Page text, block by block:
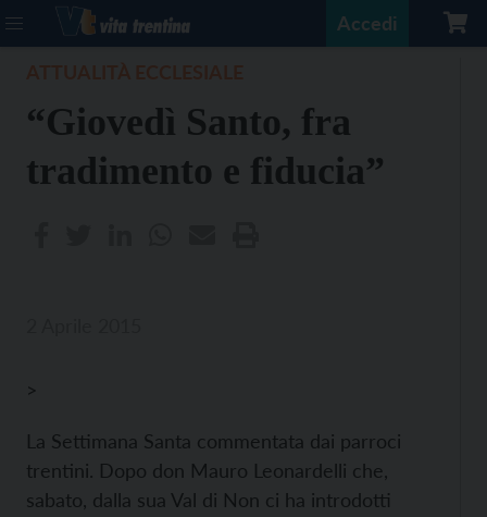
Accedi
“Giovedì Santo, fra
tradimento e fiducia”
>
La Settimana Santa commentata dai parroci
trentini. Dopo don Mauro Leonardelli che,
sabato, dalla sua Val di Non ci ha introdotti